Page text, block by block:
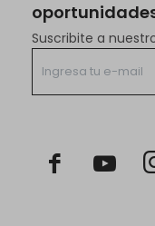
Suscribite a
